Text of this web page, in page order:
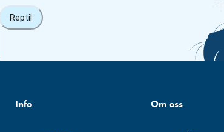
Reptil
Info Om oss